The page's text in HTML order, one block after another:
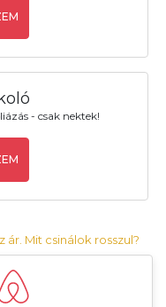
- csak nektek!
ár. Mit csinálok rosszul?